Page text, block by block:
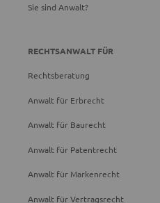
Sie sind Anwalt?
RECHTSANWALT FÜR
Rechtsberatung
Anwalt für Erbrecht
Anwalt für Baurecht
Anwalt für Patentrecht
Anwalt für Markenrecht
Anwalt für Vertragsrecht